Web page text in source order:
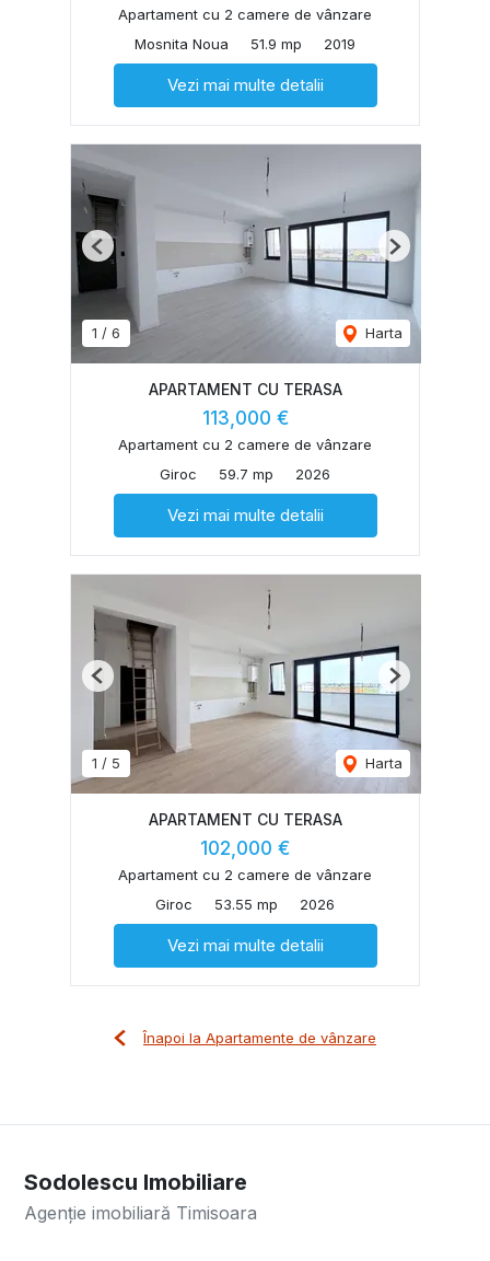
Apartament cu 2 camere de vânzare
Mosnita Noua
51.9 mp 2019
Vezi mai multe detalii
1 / 6 Harta
Previous Next
APARTAMENT CU TERASA
113,000 €
Apartament cu 2 camere de vânzare
Giroc
59.7 mp 2026
Vezi mai multe detalii
1 / 5 Harta
Previous Next
APARTAMENT CU TERASA
102,000 €
Apartament cu 2 camere de vânzare
Giroc
53.55 mp 2026
Vezi mai multe detalii
Înapoi la Apartamente de vânzare
Sodolescu Imobiliare
Agenție imobiliară Timisoara